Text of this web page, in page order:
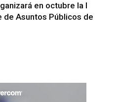
en octubre la I
de Asuntos Públicos de